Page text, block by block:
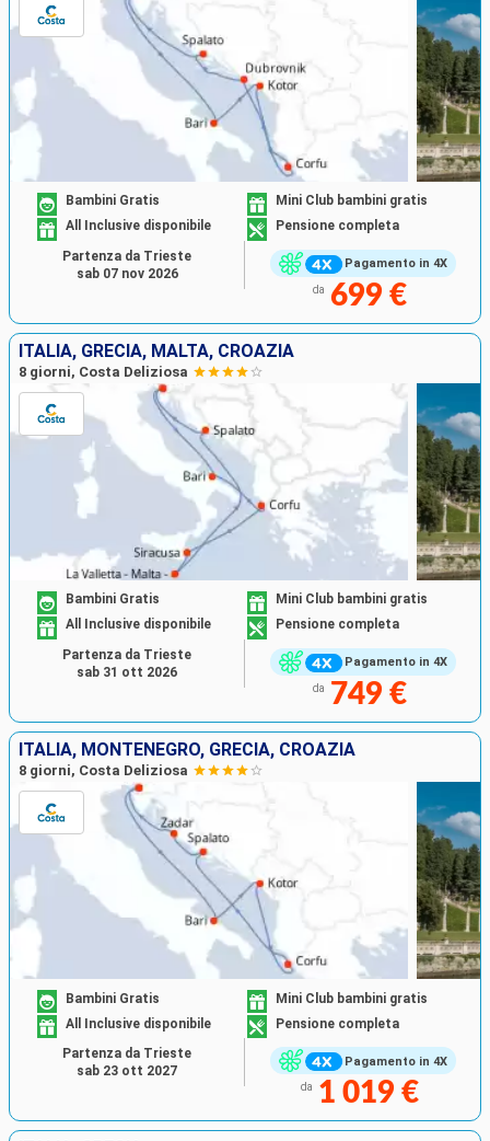
Pagamento in 4X
Bambini Gratis
Mini Club bambini gratis
All Inclusive disponibile
Pensione completa
da 699 €
Partenza da Trieste
sab 07 nov 2026
ITALIA, GRECIA, MALTA, CROAZIA
8 giorni, Costa Deliziosa
Pagamento in 4X
Bambini Gratis
Mini Club bambini gratis
All Inclusive disponibile
Pensione completa
da 749 €
Partenza da Trieste
sab 31 ott 2026
ITALIA, MONTENEGRO, GRECIA, CROAZIA
8 giorni, Costa Deliziosa
Pagamento in 4X
Bambini Gratis
Mini Club bambini gratis
All Inclusive disponibile
Pensione completa
da 1 019 €
Partenza da Trieste
sab 23 ott 2027